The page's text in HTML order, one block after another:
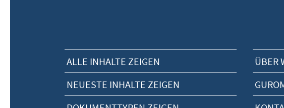
ALLE INHALTE ZEIGEN
NEUESTE INHALTE ZEIGEN
ÜBER